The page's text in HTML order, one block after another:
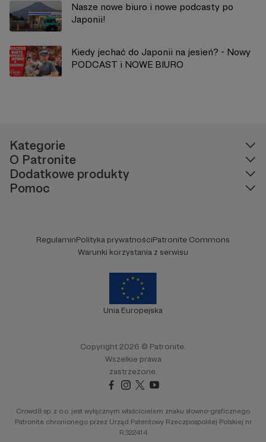
Nasze nowe biuro i nowe podcasty po
Japonii!
Kiedy jechać do Japonii na jesień? - Nowy
PODCAST i NOWE BIURO
Kategorie
O Patronite
Dodatkowe produkty
Pomoc
RegulaminPolityka prywatnościPatronite Commons
Warunki korzystania z serwisu
Unia Europejska
Copyright 2026 © Patronite.
Wszelkie prawa
zastrzeżone.
Crowd8 sp. z o.o. jest wyłącznym właścicielem znaku słowno-graficznego
Patronite chronionego przez Urząd Patentowy Rzeczpospolitej Polskiej nr
R.322414